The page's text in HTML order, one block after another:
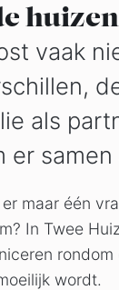
vaak
als
er
maar één
In Twee
wordt.